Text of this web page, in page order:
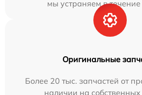
мы устраняем в течение
Оригинальные
Более 20 тыс. запчастей от
наличии на